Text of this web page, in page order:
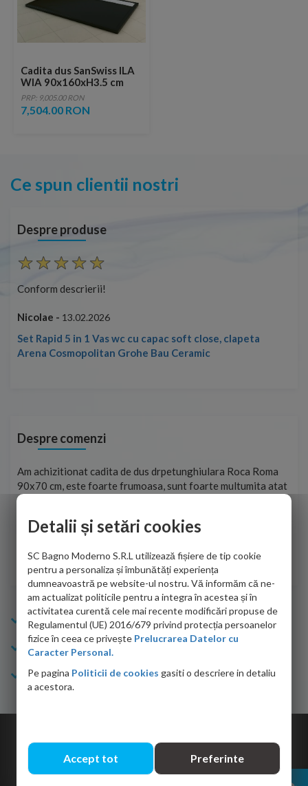
Cadita dus SanSwiss ILA
WIA 90x160xH3.5 cm
marmura sintetica
neagra, capac alb
PRP: 9,005.00 RON
7,504.00 RON
Ce spun clientii nostri
Despre produse
Conform descrierii!
Nicolae - 13.02.2026
Set Rapid 5 in 1 Vas wc cu capac soft close, clapeta
Arena Cosmopolitan Grohe Bau Ceramic
Despre comenzi
Am achizitionat cadita de dus drpetunghiulara Roca Roma
90x70 cm, este foarte frumoasa, sunt foarte multumita atat
de personalul firmei dvs. cu care am colaborat in obtinerea
adus coletul in siguranta.Numai bine, va doresc!
Sofrone Viviana -28.07.2026
Info Bagno
Cumparaturi
Suport clienti
Detalii și setări cookies
SC Bagno Moderno S.R.L utilizează fișiere de tip cookie
pentru a personaliza și îmbunătăți experiența
dumneavoastră pe website-ul nostru. Vă informăm că ne-
am actualizat politicile pentru a integra în acestea și în
activitatea curentă cele mai recente modificări propuse de
Regulamentul (UE) 2016/679 privind protecția persoanelor
fizice în ceea ce privește Prelucrarea Datelor cu
Caracter Personal.
Pe pagina Politicii de cookies gasiti o descriere in detaliu
a acestora.
Accept tot Preferinte